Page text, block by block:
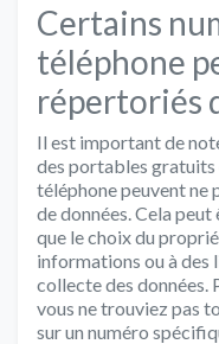
Certains
téléphone
répertoriés
Il est important de
des portables gratuits
téléphone peuvent ne
de données. Cela
que le choix du
informations ou à des
collecte des données.
vous ne trouviez pas
sur un numéro